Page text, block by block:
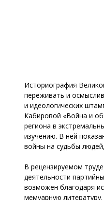
Историография
переживать и
и идеологических
Кабировой «Война и
региона в
изучению. В ней
войны на судьбы
В рецензируемом
деятельности
возможен благодаря
мемуарную литературу.